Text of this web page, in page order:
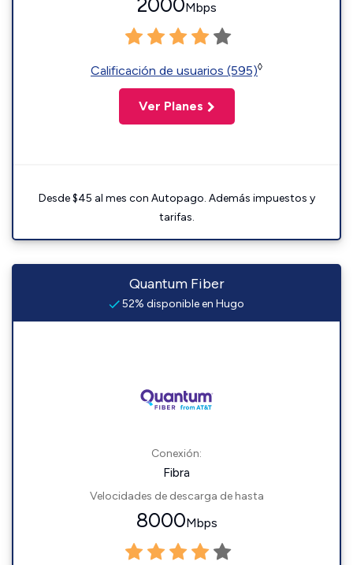
2000Mbps
Calificación de usuarios (595)◊
Ver Planes
Desde $45 al mes con Autopago. Además impuestos y
tarifas.
Quantum Fiber
52% disponible en Hugo
Conexión:
Fibra
Velocidades de descarga de hasta
8000Mbps